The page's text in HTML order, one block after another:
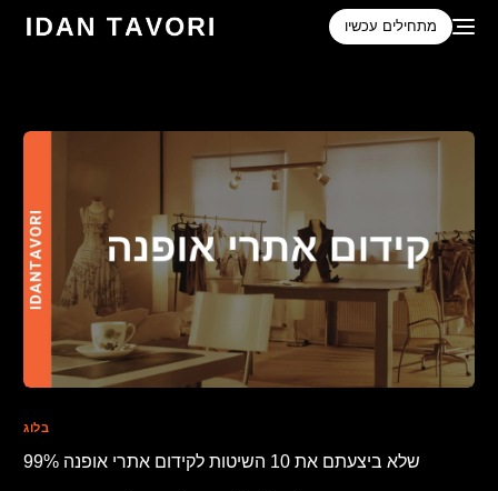
מתחילים עכשיו
בלוג
99% שלא ביצעתם את 10 השיטות לקידום אתרי אופנה